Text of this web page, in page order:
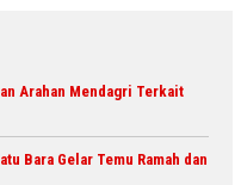
Arahan Mendagri Terkait
Bara Gelar Temu Ramah dan